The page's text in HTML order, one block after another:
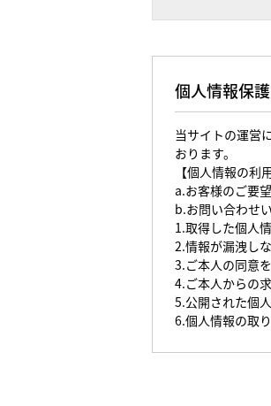
個人情報保
当サイトの運営
おります。
【個人情報の利
a.お客様のご要
b.お問い合わせ
1.取得した個人
2.情報が漏洩し
3.ご本人の同意
4.ご本人からの
5.公開された個
6.個人情報の取